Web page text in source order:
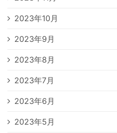
2023年10月
2023年9月
2023年8月
2023年7月
2023年6月
2023年5月